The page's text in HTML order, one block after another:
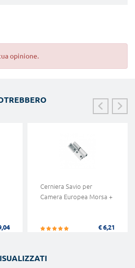
opinione.
Cerniera Savio per
Camera Europea Morsa +
€ 6,21